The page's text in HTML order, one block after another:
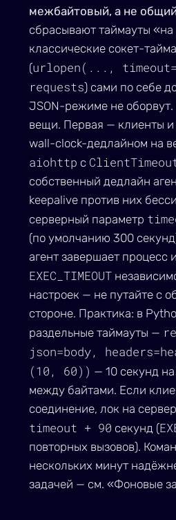
межбайтовый, а не
сбрасывают таймауты
классические сокет-
(urlopen(...,
requests) сами по себе
JSON-режиме не
вещи. Первая — клиенты
wall-clock-дедлайном на
aiohttp с
собственный дедлайн
keepalive против них
серверный параметр
(по умолчанию 300
агент завершает процесс
EXEC_TIMEOUT
настроек — не путайте с
стороне. Практика: в
раздельные таймауты —
json=body,
(10, 60)) — 10 секунд
между байтами. Если
соединение, лок на
timeout + 90 секунд (
повторных вызовов).
нескольких минут
задачей — см. «Фоновые